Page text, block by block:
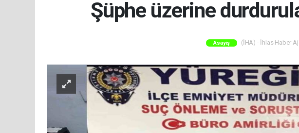
Şüphe üzerine
Asayiş (İHA) - İhlas Haber